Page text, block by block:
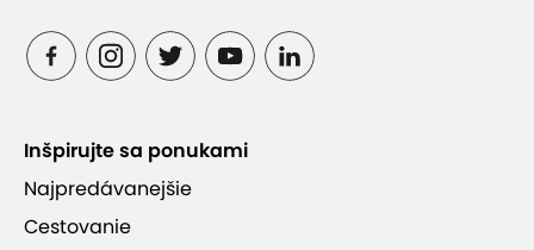
Inšpirujte sa ponukami
Najpredávanejšie
Cestovanie